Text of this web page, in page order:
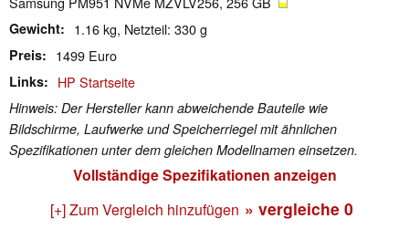
Gewicht 1.16 kg, Netzteil: 330 g
Preis 1499 Euro
Links HP Startseite
Hinweis: Der Hersteller kann abweichende Bauteile wie
Bildschirme, Laufwerke und Speicherriegel mit ähnlichen
Spezifikationen unter dem gleichen Modellnamen einsetzen.
Vollständige Spezifikationen anzeigen
[+] Zum Vergleich hinzufügen » vergleiche 0